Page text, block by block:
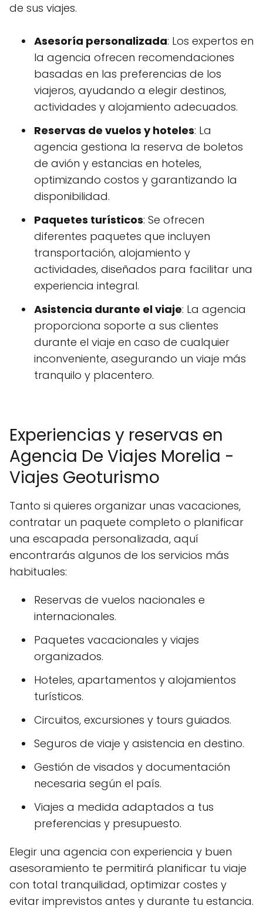
de sus viajes.
Asesoría personalizada: Los expertos en
la agencia ofrecen recomendaciones
basadas en las preferencias de los
viajeros, ayudando a elegir destinos,
actividades y alojamiento adecuados.
Reservas de vuelos y hoteles: La
agencia gestiona la reserva de boletos
de avión y estancias en hoteles,
optimizando costos y garantizando la
disponibilidad.
Paquetes turísticos: Se ofrecen
diferentes paquetes que incluyen
transportación, alojamiento y
actividades, diseñados para facilitar una
experiencia integral.
Asistencia durante el viaje: La agencia
proporciona soporte a sus clientes
durante el viaje en caso de cualquier
inconveniente, asegurando un viaje más
tranquilo y placentero.
Experiencias y reservas en
Agencia De Viajes Morelia -
Viajes Geoturismo
Tanto si quieres organizar unas vacaciones,
contratar un paquete completo o planificar
una escapada personalizada, aquí
encontrarás algunos de los servicios más
habituales:
Reservas de vuelos nacionales e
internacionales.
Paquetes vacacionales y viajes
organizados.
Hoteles, apartamentos y alojamientos
turísticos.
Circuitos, excursiones y tours guiados.
Seguros de viaje y asistencia en destino.
Gestión de visados y documentación
necesaria según el país.
Viajes a medida adaptados a tus
preferencias y presupuesto.
Elegir una agencia con experiencia y buen
asesoramiento te permitirá planificar tu viaje
con total tranquilidad, optimizar costes y
evitar imprevistos antes y durante tu estancia.